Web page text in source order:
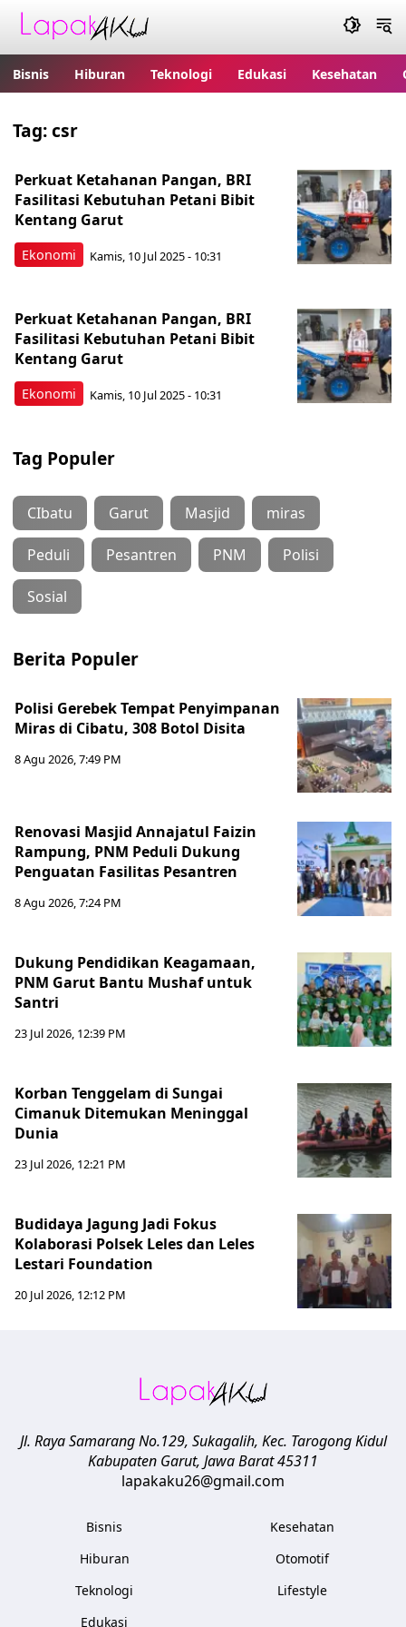
Bisnis Hiburan Teknologi Edukasi Kesehatan
Tag:csr
Ekonomi
Perkuat Ketahanan Pangan, BRI
Fasilitasi Kebutuhan Petani Bibit
Kentang Garut
Kamis, 10 Jul 2025 - 10:31
Ekonomi
Perkuat Ketahanan Pangan, BRI
Fasilitasi Kebutuhan Petani Bibit
Kentang Garut
Kamis, 10 Jul 2025 - 10:31
Tag Populer
CIbatu Garut Masjid miras
Peduli Pesantren PNM Polisi
Sosial
Berita Populer
Polisi Gerebek Tempat Penyimpanan
Miras di Cibatu, 308 Botol Disita
8 Agu 2026, 7:49 PM
Renovasi Masjid Annajatul Faizin
Rampung, PNM Peduli Dukung
Penguatan Fasilitas Pesantren
8 Agu 2026, 7:24 PM
Dukung Pendidikan Keagamaan,
PNM Garut Bantu Mushaf untuk
Santri
23 Jul 2026, 12:39 PM
Korban Tenggelam di Sungai
Cimanuk Ditemukan Meninggal
Dunia
23 Jul 2026, 12:21 PM
Budidaya Jagung Jadi Fokus
Kolaborasi Polsek Leles dan Leles
Lestari Foundation
20 Jul 2026, 12:12 PM
Jl. Raya Samarang No.129, Sukagalih, Kec. Tarogong Kidul
Kabupaten Garut, Jawa Barat45311
lapakaku26@gmail.com
Bisnis
Hiburan
Teknologi
Edukasi
Kesehatan
Otomotif
Lifestyle